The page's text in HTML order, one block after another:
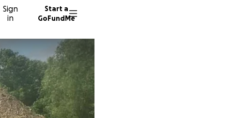
Sign
in
Start a
GoFundMe